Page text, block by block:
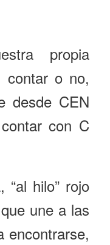
propia
contar o no,
desde CEN
con C
“al hilo” rojo
une a las
encontrarse,